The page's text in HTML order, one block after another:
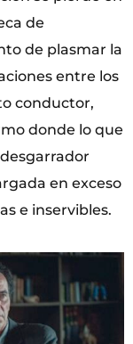
de
de plasmar la
entre los
conductor,
donde lo que
en exceso
e inservibles.